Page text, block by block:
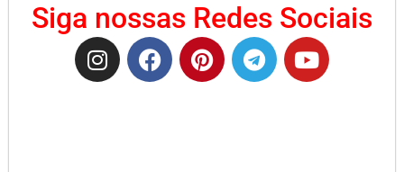
Siga nossas Redes Sociais